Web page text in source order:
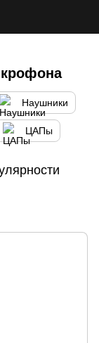
Наушники
ЦАПы